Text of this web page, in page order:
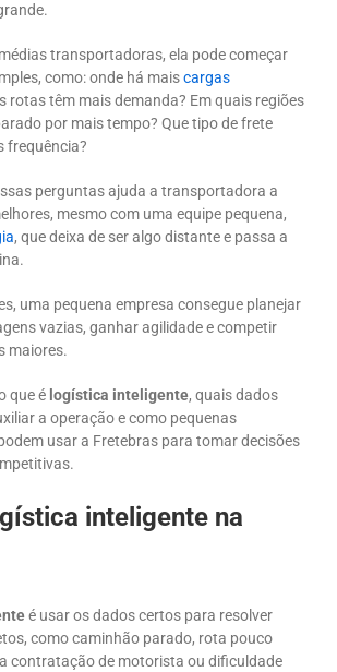
transportadoras, ela pode começar
como: onde há maiscargas
rotas têm mais demanda? Em quais regiões
por mais tempo? Que tipo de frete
frequência?
perguntas ajuda a transportadora a
mesmo com uma equipe pequena,
, que deixa de ser algo distante e passa a
uma pequena empresa consegue planejar
vazias, ganhar agilidade e competir
maiores.
que é logística inteligente, quais dados
a operação e como pequenas
usar a Fretebras para tomar decisões
inteligente na
é usar os dados certos para resolver
como caminhão parado, rota pouco
contratação de motorista ou dificuldade